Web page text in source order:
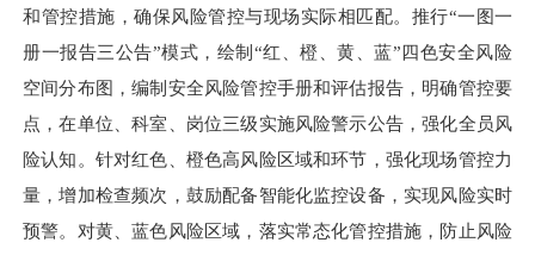
和管控措施，确保风险管控与现场实际相匹配。推行“一图一
册一报告三公告”模式，绘制“红、橙、黄、蓝”四色安全风险
空间分布图，编制安全风险管控手册和评估报告，明确管控要
点，在单位、科室、岗位三级实施风险警示公告，强化全员风
险认知。针对红色、橙色高风险区域和环节，强化现场管控力
量，增加检查频次，鼓励配备智能化监控设备，实现风险实时
预警。对黄、蓝色风险区域，落实常态化管控措施，防止风险